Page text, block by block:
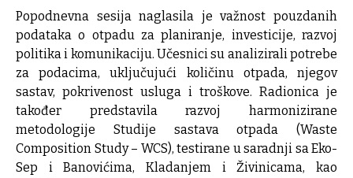
Popodnevna sesija naglasila je važnost pouzdanih
podataka o otpadu za planiranje, investicije, razvoj
politika i komunikaciju. Učesnici su analizirali potrebe
za podacima, uključujući količinu otpada, njegov
sastav, pokrivenost usluga i troškove. Radionica je
također predstavila razvoj harmonizirane
metodologije Studije sastava otpada (Waste
Composition Study – WCS), testirane u saradnji sa Eko-
Sep i Banovićima, Kladanjem i Živinicama, kao